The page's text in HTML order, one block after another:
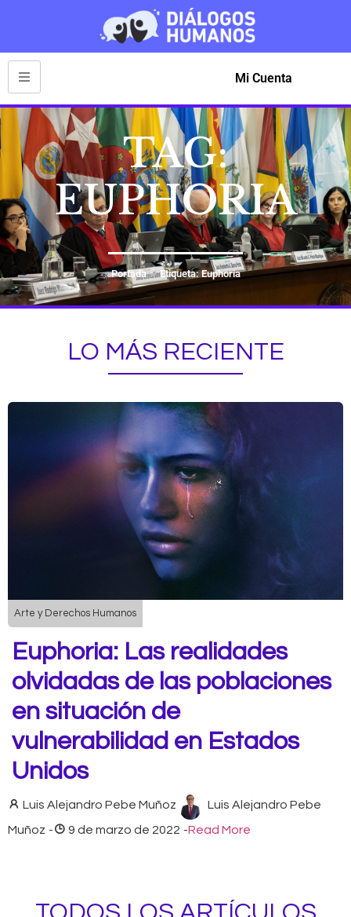
Mi Cuenta
TAG:
EUPHORIA
Portada Etiqueta: Euphoria
LO MÁS RECIENTE
Arte y Derechos Humanos
Euphoria: Las realidades
olvidadas de las poblaciones
en situación de
vulnerabilidad en Estados
Unidos
Luis Alejandro Pebe Muñoz Luis Alejandro Pebe
Muñoz - 9 de marzo de 2022 -Read More